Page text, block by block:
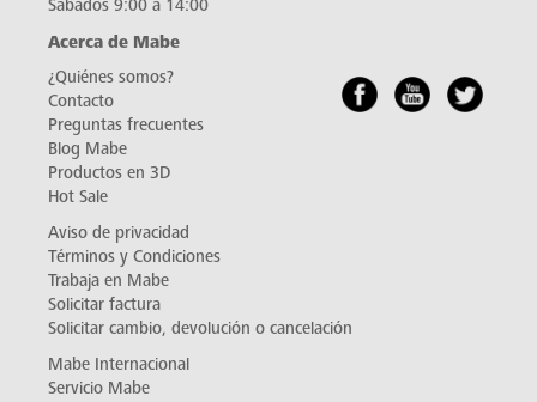
Sábados 9:00 a 14:00
Acerca de Mabe
¿Quiénes somos?
Contacto
Preguntas frecuentes
Blog Mabe
Productos en 3D
Hot Sale
Aviso de privacidad
Términos y Condiciones
Trabaja en Mabe
Solicitar factura
Solicitar cambio, devolución o cancelación
Mabe Internacional
Servicio Mabe